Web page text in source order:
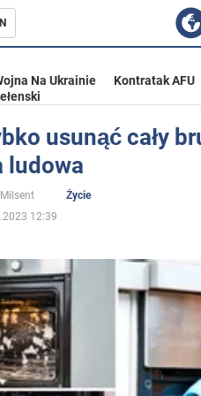
Ukrainie
Na Ukrainie Kontratak AFU
usunąć cały
ludowa
Życie
12:39